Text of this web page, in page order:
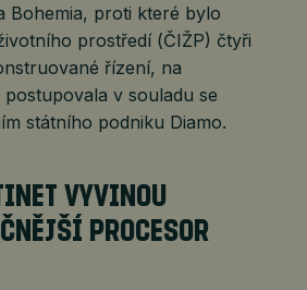
Bohemia, proti které bylo
prostředí (ČIŽP) čtyři
řízení, na
v souladu se
státního podniku Diamo.
VYVINOU
PROCESOR